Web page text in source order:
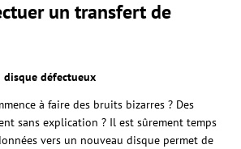
un transfert de
disque défectueux
à faire des bruits bizarres ? Des
sans explication ? Il est sûrement temps
vers un nouveau disque permet de